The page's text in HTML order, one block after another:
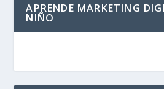
APRENDE MARKETING
NIÑO